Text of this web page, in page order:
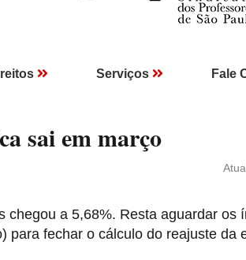
Serviços Fale
sai em março
chegou a 5,68%. Resta aguardar os
para fechar o cálculo do reajuste da